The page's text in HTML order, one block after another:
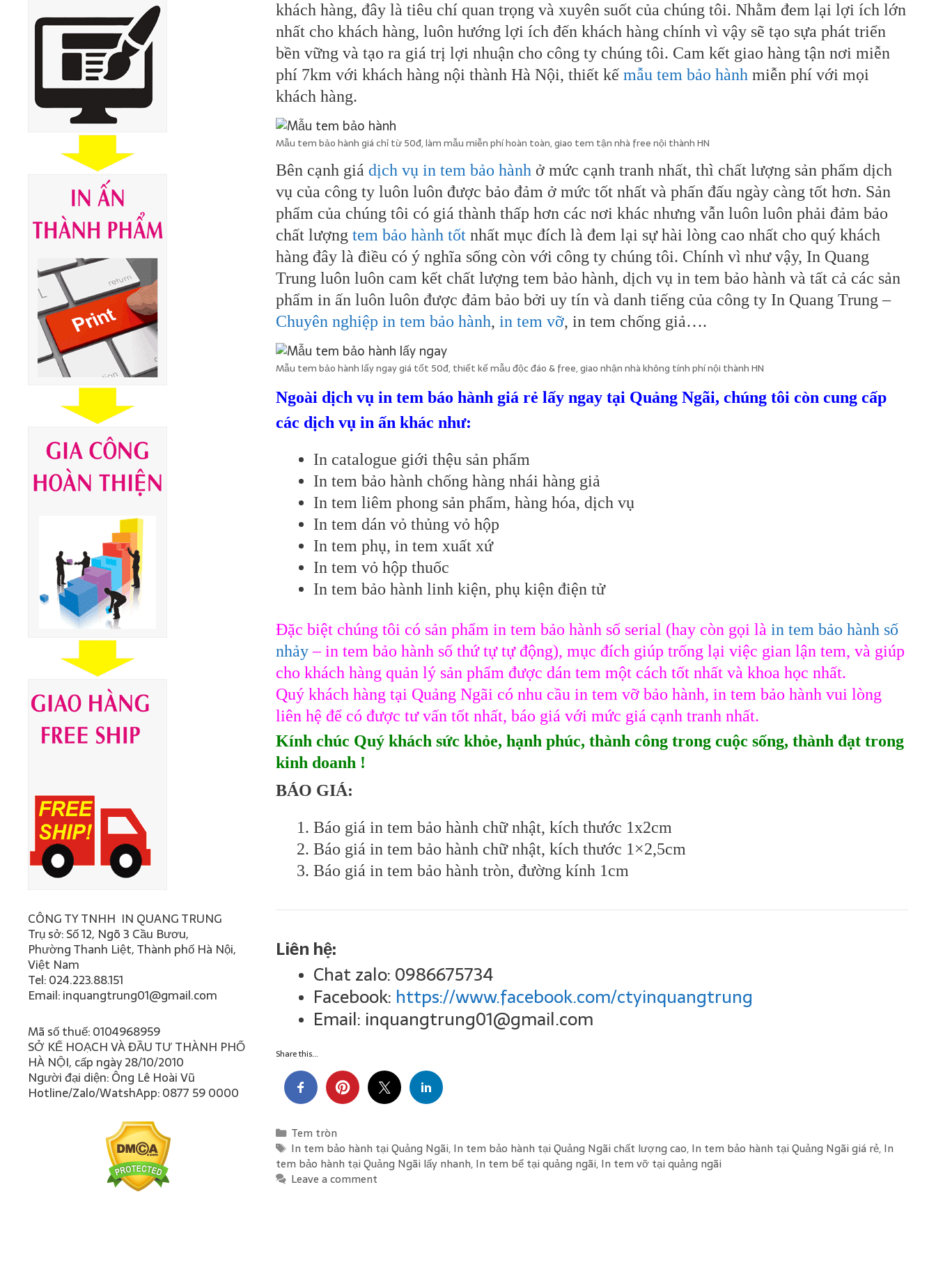
khách hàng, đây là tiêu chí quan trọng và xuyên suốt của chúng tôi. Nhằm đem lại lợi ích lớn
nhất cho khách hàng, luôn hướng lợi ích đến khách hàng chính vì vậy sẽ tạo sựa phát triển
bền vững và tạo ra giá trị lợi nhuận cho công ty chúng tôi. Cam kết giao hàng tận nơi miễn
phí 7km với khách hàng nội thành Hà Nội, thiết kế mẫu tem bảo hành miễn phí với mọi
khách hàng.
Mẫu tem bảo hành giá chỉ từ 50đ, làm mẫu miễn phí hoàn toàn, giao tem tận nhà free nội thành HN
Bên cạnh giá dịch vụ in tem bảo hành ở mức cạnh tranh nhất, thì chất lượng sản phẩm dịch
vụ của công ty luôn luôn được bảo đảm ở mức tốt nhất và phấn đấu ngày càng tốt hơn. Sản
phẩm của chúng tôi có giá thành thấp hơn các nơi khác nhưng vẫn luôn luôn phải đảm bảo
chất lượng tem bảo hành tốt nhất mục đích là đem lại sự hài lòng cao nhất cho quý khách
hàng đây là điều có ý nghĩa sống còn với công ty chúng tôi. Chính vì như vậy, In Quang
Trung luôn luôn cam kết chất lượng tem bảo hành, dịch vụ in tem bảo hành và tất cả các sản
phẩm in ấn luôn luôn được đảm bảo bởi uy tín và danh tiếng của công ty In Quang Trung –
Chuyên nghiệp in tem bảo hành, in tem vỡ, in tem chống giả….
Mẫu tem bảo hành lấy ngay giá tốt 50đ, thiết kế mẫu độc đáo & free, giao nhận nhà không tính phí nội thành HN
Ngoài dịch vụ in tem báo hành giá rẻ lấy ngay tại Quảng Ngãi, chúng tôi còn cung cấp
các dịch vụ in ấn khác như:
In catalogue giới thệu sản phẩm
In tem bảo hành chống hàng nhái hàng giả
In tem liêm phong sản phẩm, hàng hóa, dịch vụ
In tem dán vỏ thủng vỏ hộp
In tem phụ, in tem xuất xứ
In tem vỏ hộp thuốc
In tem bảo hành linh kiện, phụ kiện điện tử
Đặc biệt chúng tôi có sản phẩm in tem bảo hành số serial (hay còn gọi là in tem bảo hành số
nhảy– in tem bảo hành số thứ tự tự động), mục đích giúp trống lại việc gian lận tem, và giúp
cho khách hàng quản lý sản phẩm được dán tem một cách tốt nhất và khoa học nhất.
Quý khách hàng tại Quảng Ngãi có nhu cầu in tem vỡ bảo hành, in tem bảo hành vui lòng
liên hệ để có được tư vấn tốt nhất, báo giá với mức giá cạnh tranh nhất.
Kính chúc Quý khách sức khỏe, hạnh phúc, thành công trong cuộc sống, thành đạt trong
kinh doanh !
BÁO GIÁ:
1. Báo giá in tem bảo hành chữ nhật, kích thước 1x2cm
2. Báo giá in tem bảo hành chữ nhật, kích thước 1×2,5cm
3. Báo giá in tem bảo hành tròn, đường kính 1cm
Liên hệ:
Chat zalo: 0986675734
Facebook: https://www.facebook.com/ctyinquangtrung
Email: inquangtrung01@gmail.com
Share this...
Categories
Tem tròn
Tags
In tem bảo hành tại Quảng Ngãi, In tem bảo hành tại Quảng Ngãi chất lượng cao, In tem bảo hành tại Quảng Ngãi giá rẻ, In
tem bảo hành tại Quảng Ngãi lấy nhanh, In tem bể tại quảng ngãi, In tem vỡ tại quảng ngãi
Leave a comment
CÔNG TY TNHH IN QUANG TRUNG
Trụ sở: Số 12, Ngõ 3 Cầu Bươu,
Phường Thanh Liệt, Thành phố Hà Nội,
Việt Nam
Tel: 024.223.88.151
Email: inquangtrung01@gmail.com
Mã số thuế: 0104968959
SỞ KẾ HOẠCH VÀ ĐẦU TƯ THÀNH PHỐ
HÀ NỘI, cấp ngày 28/10/2010
Người đại diện: Ông Lê Hoài Vũ
Hotline/Zalo/WatshApp: 0877 59 0000